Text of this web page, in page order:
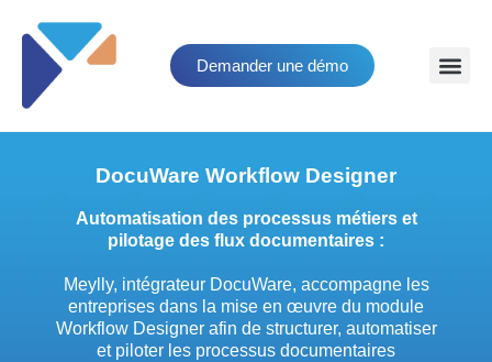
Demander une démo
DocuWare Workflow Designer
Automatisation des processus métiers et
pilotage des flux documentaires :
Meylly, intégrateur DocuWare, accompagne les
entreprises dans la mise en œuvre du module
Workflow Designer afin de structurer, automatiser
et piloter les processus documentaires